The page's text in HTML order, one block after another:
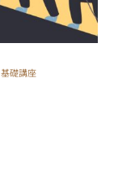
基礎講座